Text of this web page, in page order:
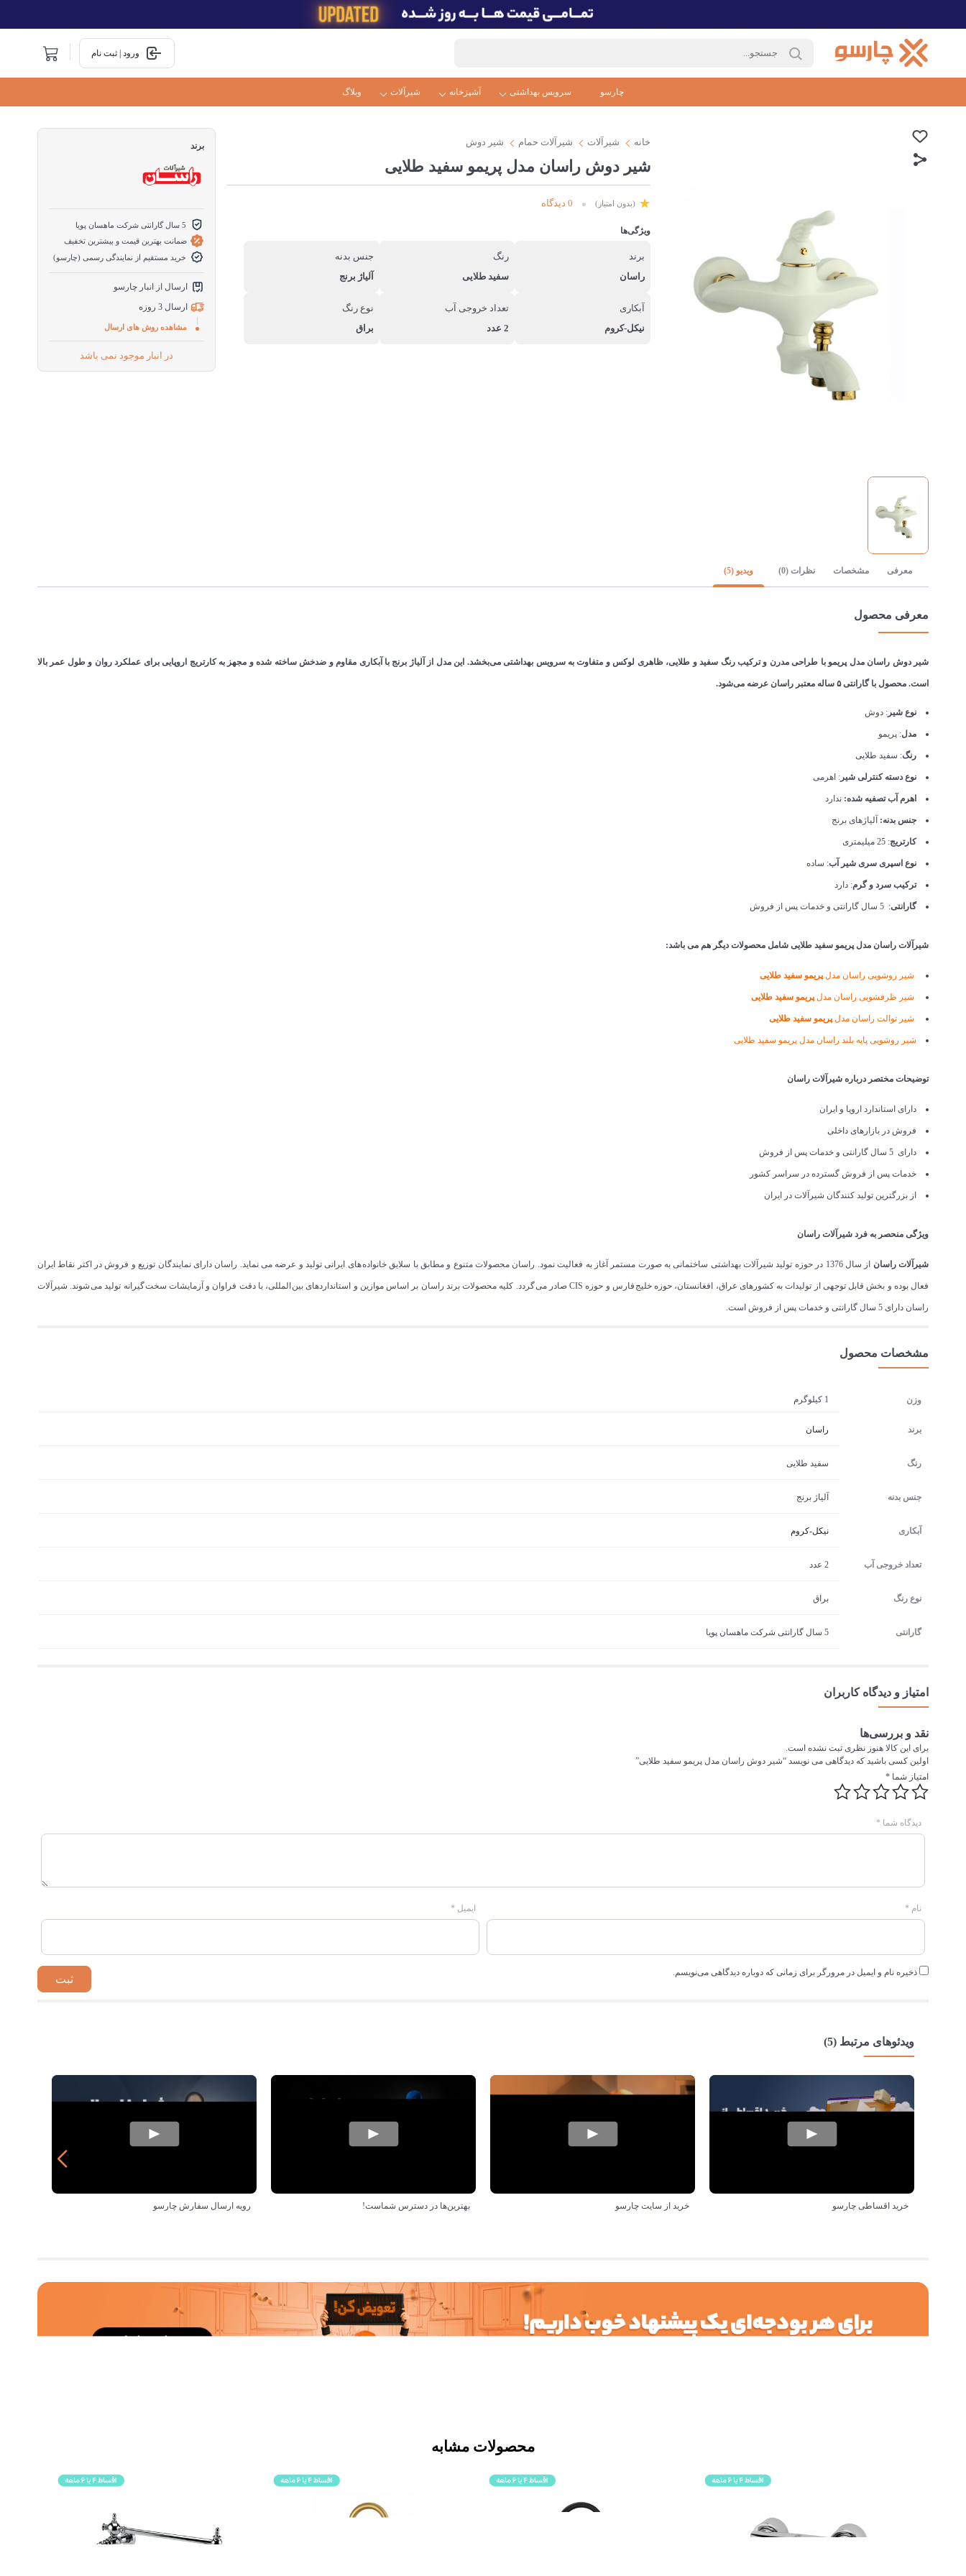
ورود | ثبت نام
چارسو سرویس بهداشتی آشپزخانه شیرآلات وبلاگ
خانه شیرآلات شیرآلات حمام شیر دوش
شیر دوش راسان مدل پریمو سفید طلایی
(بدون امتیاز) 0 دیدگاه
ویژگی‌ها
برند
راسان
رنگ
سفید طلایی
جنس بدنه
آلیاژ برنج
آبکاری
نیکل-کروم
تعداد خروجی آب
2 عدد
نوع رنگ
براق
برند
5 سال گارانتی شرکت ماهسان پویا
ضمانت بهترین قیمت و بیشترین تخفیف
خرید مستقیم از نمایندگی رسمی (چارسو)
ارسال از انبار چارسو
ارسال 3 روزه
مشاهده روش های ارسال
در انبار موجود نمی باشد
معرفی مشخصات نظرات (0) ویدیو (5)
معرفی محصول
شیر دوش راسان مدل پریمو با طراحی مدرن و ترکیب رنگ سفید و طلایی، ظاهری لوکس و متفاوت به سرویس بهداشتی می‌بخشد. این مدل از آلیاژ برنج با آبکاری مقاوم و ضدخش ساخته شده و مجهز به کارتریج اروپایی برای عملکرد روان و طول عمر بالا
است. محصول با گارانتی ۵ ساله معتبر راسان عرضه می‌شود.
نوع شیر : دوش
مدل: پریمو
رنگ: سفید طلایی
نوع دسته کنترلی شیر : اهرمی
اهرم آب تصفیه شده: ندارد
جنس بدنه: آلیاژهای برنج
کارتریج: 25 میلیمتری
نوع اسپری سری شیر آب: ساده
ترکیب سرد و گرم: دارد
گارانتی: 5 سال گارانتی و خدمات پس از فروش
شیرآلات راسان مدل پریمو سفید طلایی شامل محصولات دیگر هم می باشد:
شیر روشویی راسان مدلپریمو سفید طلایی
شیر ظرفشویی راسان مدلپریمو سفید طلایی
شیر توالت راسان مدلپریمو سفید طلایی
شیر روشویی پایه بلند راسان مدل پریمو سفید طلایی
توضیحات مختصر درباره شیرآلات راسان
دارای استاندارد اروپا و ایران
فروش در بازارهای داخلی
دارای 5 سال گارانتی و خدمات پس از فروش
خدمات پس از فروش گسترده در سراسر کشور
از بزرگترین تولید کنندگان شیرآلات در ایران
ویژگی منحصر به فرد شیرآلات راسان
شیرآلات راسان از سال 1376 در حوزه تولید شیرآلات بهداشتی ساختمانی به صورت مستمر آغاز به فعالیت نمود. راسان محصولات متنوع و مطابق با سلایق خانواده های ایرانی تولید و عرضه می نماید. راسان دارای نمایندگان توزیع و فروش در اکثر نقاط ایران
فعال بوده و بخش قابل توجهی از تولیدات به کشورهای عراق، افغانستان، حوزه خلیج فارس و حوزه CIS صادر می گردد. کلیه محصولات برند راسان بر اساس موازین و استانداردهای بین المللی، با دقت فراوان و آزمایشات سخت گیرانه تولید می شوند. شیرآلات
راسان دارای 5 سال گارانتی و خدمات پس از فروش است.
مشخصات محصول
وزن 1 کیلوگرم
برند راسان
رنگ سفید طلایی
جنس بدنه آلیاژ برنج
آبکاری نیکل-کروم
تعداد خروجی آب 2 عدد
نوع رنگ براق
گارانتی 5 سال گارانتی شرکت ماهسان پویا
امتیاز و دیدگاه کاربران
نقد و بررسی‌ها
برای این کالا هنوز نظری ثبت نشده است.
اولین کسی باشید که دیدگاهی می نویسد “شیر دوش راسان مدل پریمو سفید طلایی”
امتیاز شما *
دیدگاه شما *
نام * ایمیل *
ذخیره نام و ایمیل در مرورگر برای زمانی که دوباره دیدگاهی می‌نویسم.
ویدئوهای مرتبط (5)
خرید اقساطی چارسو خرید از سایت چارسو بهترین‌ها در دسترس شماست! رویه ارسال سفارش چارسو
محصولات مشابه